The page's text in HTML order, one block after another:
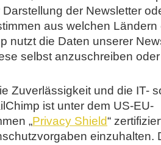
der Newsletter
aus welchen Ländern
nutzt die Daten unserer
selbst anzuschreiben
Zuverlässigkeit und die IT-
ist unter dem US-EU-
„Privacy Shield“
einzuhalten.